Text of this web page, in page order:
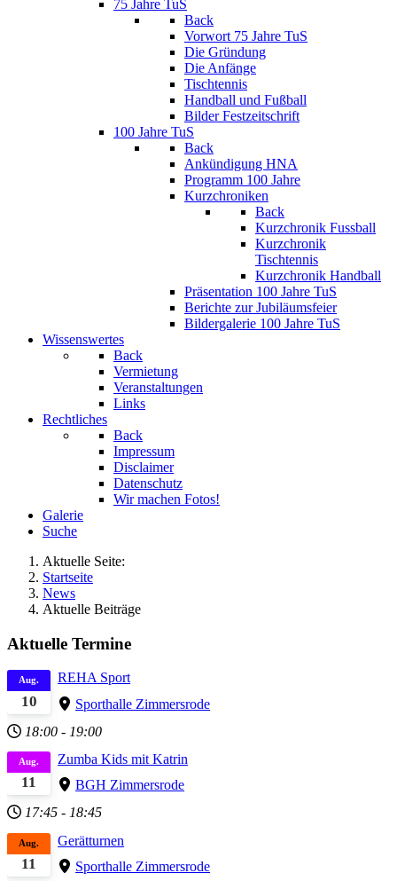
75 Jahre TuS
Back
Vorwort 75 Jahre TuS
Die Gründung
Die Anfänge
Tischtennis
Handball und Fußball
Bilder Festzeitschrift
100 Jahre TuS
Back
Ankündigung HNA
Programm 100 Jahre
Kurzchroniken
Back
Kurzchronik Fussball
Kurzchronik
Tischtennis
Kurzchronik Handball
Präsentation 100 Jahre TuS
Berichte zur Jubiläumsfeier
Bildergalerie 100 Jahre TuS
Wissenswertes
Back
Vermietung
Veranstaltungen
Links
Rechtliches
Back
Impressum
Disclaimer
Datenschutz
Wir machen Fotos!
Galerie
Suche
Aktuelle Seite:
Startseite
News
Aktuelle Beiträge
Aktuelle Termine
10
Aug.
REHA Sport
Sporthalle Zimmersrode
18:00 - 19:00
11
Aug.
Zumba Kids mit Katrin
BGH Zimmersrode
17:45 - 18:45
11
Aug.
Gerätturnen
Sporthalle Zimmersrode